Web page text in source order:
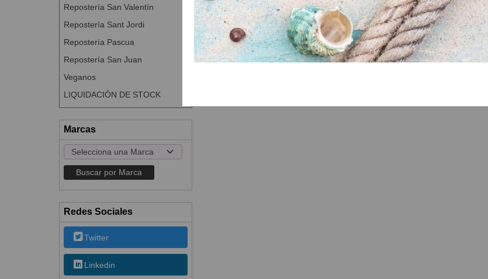
Repostería San Valentín
Repostería Sant Jordi
Repostería Pascua
Repostería San Juan
Veganos
LIQUIDACIÓN DE STOCK
Marcas
Redes Sociales
Twitter
Linkedin